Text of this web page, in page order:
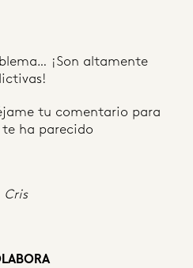
¡Son altamente
tu comentario para
te ha parecido
Cris